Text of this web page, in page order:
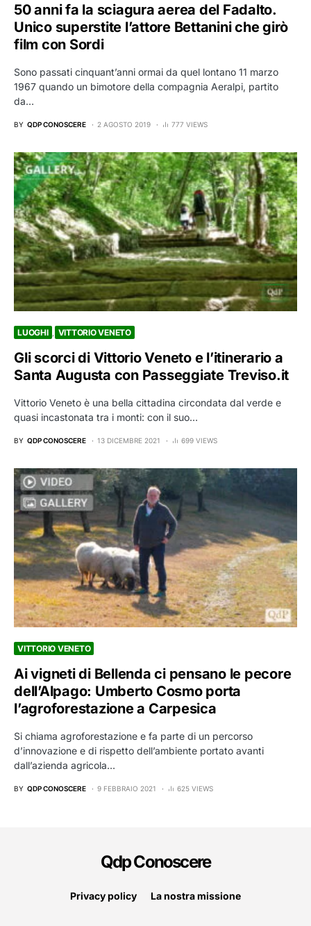
50 anni fa la sciagura aerea del Fadalto.
Unico superstite l’attore Bettanini che girò
film con Sordi
Sono passati cinquant’anni ormai da quel lontano 11 marzo
1967 quando un bimotore della compagnia Aeralpi, partito
da…
BY QDP CONOSCERE 2 AGOSTO 2019 777 VIEWS
LUOGHI VITTORIO VENETO
Gli scorci di Vittorio Veneto e l’itinerario a
Santa Augusta con Passeggiate Treviso.it
Vittorio Veneto è una bella cittadina circondata dal verde e
quasi incastonata tra i monti: con il suo…
BY QDP CONOSCERE 13 DICEMBRE 2021 699 VIEWS
VITTORIO VENETO
Ai vigneti di Bellenda ci pensano le pecore
dell’Alpago: Umberto Cosmo porta
l’agroforestazione a Carpesica
Si chiama agroforestazione e fa parte di un percorso
d’innovazione e di rispetto dell’ambiente portato avanti
dall’azienda agricola…
BY QDP CONOSCERE 9 FEBBRAIO 2021 625 VIEWS
Qdp Conoscere
Privacy policy La nostra missione